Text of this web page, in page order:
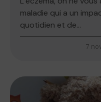
maladie qui a un
quotidien et de...
7